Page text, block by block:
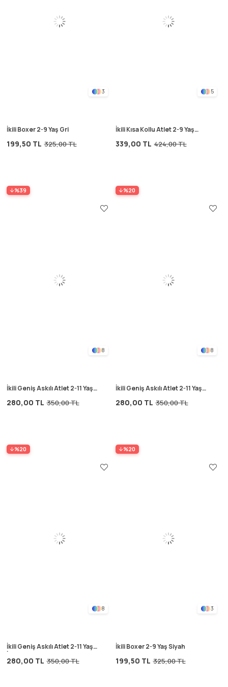
3
İkili Boxer 2-9 Yaş Gri
199,50 TL 325,00 TL
%39
5
İkili Kısa Kollu Atlet 2-9 Yaş
339,00 TL 424,00 TL
%20
8
İkili Geniş Askılı Atlet 2-11 Yaş
280,00 TL 350,00 TL
%20
8
İkili Geniş Askılı Atlet 2-11 Yaş
280,00 TL 350,00 TL
%20
8
İkili Geniş Askılı Atlet 2-11 Yaş
İndigo Mavi
280,00 TL 350,00 TL
3
İkili Boxer 2-9 Yaş Siyah
199,50 TL 325,00 TL